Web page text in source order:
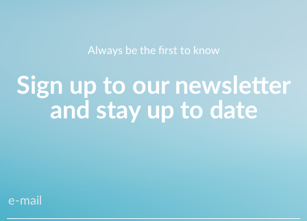
Always be the first to know
Sign up to our newsletter
and stay up to date